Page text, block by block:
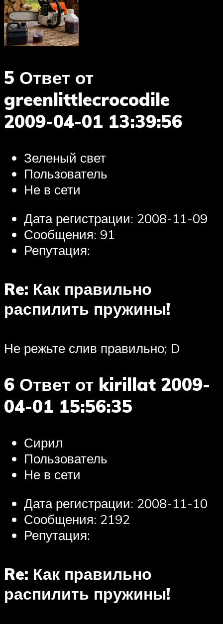
5 Ответ от
greenlittlecrocodile
2009-04-01 13:39:56
Зеленый свет
Пользователь
Не в сети
Дата регистрации: 2008-11-09
Сообщения: 91
Репутация:
Re: Как правильно
распилить пружины!
Не режьте слив правильно; D
6 Ответ от kirillat 2009-
04-01 15:56:35
Сирил
Пользователь
Не в сети
Дата регистрации: 2008-11-10
Сообщения: 2192
Репутация:
Re: Как правильно
распилить пружины!